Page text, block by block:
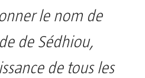
le nom de
de Sédhiou,
de tous les